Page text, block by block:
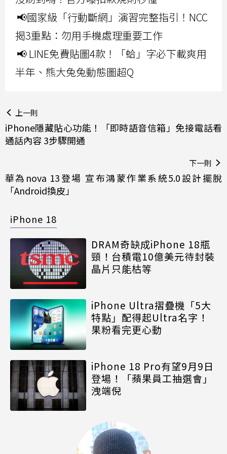
📢國家級「行動斷網」演習完整指引！NCC
揭3重點：勿用手機處理重要工作
📢 LINE免費貼圖4款！「蛤」字必下載爽用
半年、熊大兔兔動態圖超Q
上一則
iPhone隱藏貼心功能！「即時語音信箱」免接電話看
通話內容 3步驟開通
下一則
華為nova 13登場 宣布鴻蒙作業系統5.0設計擺脫
「Android換皮」
iPhone 18
DRAM奇缺成iPhone 18瓶
頸！台積電10億美元待封裝
晶片只能枯等
iPhone Ultra摺疊機「5大
特點」配得起Ultra名字！
果粉看完更心動
iPhone 18 Pro有望9月9日
登場！「蘋果員工抽選會」
洩端倪